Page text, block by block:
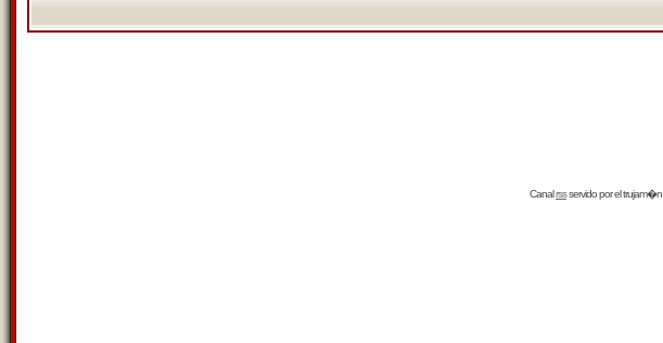
Canalrssservido por eltrujam�n